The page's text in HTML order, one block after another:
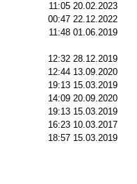
11:05 20.02.2023
00:47 22.12.2022
11:48 01.06.2019
12:32 28.12.2019
12:44 13.09.2020
19:13 15.03.2019
14:09 20.09.2020
19:13 15.03.2019
16:23 10.03.2017
18:57 15.03.2019